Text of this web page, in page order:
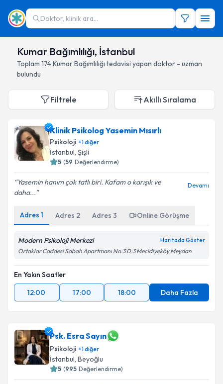
Doktor, klinik ara...
Kumar Bağımlılığı, İstanbul
Toplam 174Kumar Bağımlılığı tedavisi yapan doktor - uzman
bulundu
Filtrele Akıllı Sıralama
Klinik Psikolog Yasemin Mısırlı
Psikoloji +1diğer
İstanbul, Şişli
5 (59 Değerlendirme)
Yasemin hanım çok tatlı biri. Kafam o karışık ve
daha...
Devamı
Adres 1 Adres 2 Adres 3 Online Görüşme
Modern Psikoloji Merkezi Haritada Göster
Ortaklar Caddesi Sabah Apartmanı No:3 D:3 Mecidiyeköy Meydan
En Yakın Saatler
12:00
17:00 18:00 Daha Fazla
Psk. Esra Sayın
Psikoloji +1diğer
İstanbul, Beyoğlu
5 (995 Değerlendirme)